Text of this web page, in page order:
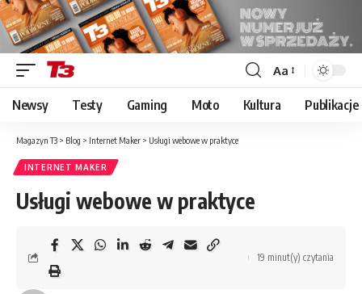
Font
Resizer
Aa
Newsy Testy Gaming Moto Kultura Publikacje
Magazyn T3 > Blog > Internet Maker > Usługi webowe w praktyce
INTERNET MAKER
Usługi webowe w praktyce
19 minut(y) czytania